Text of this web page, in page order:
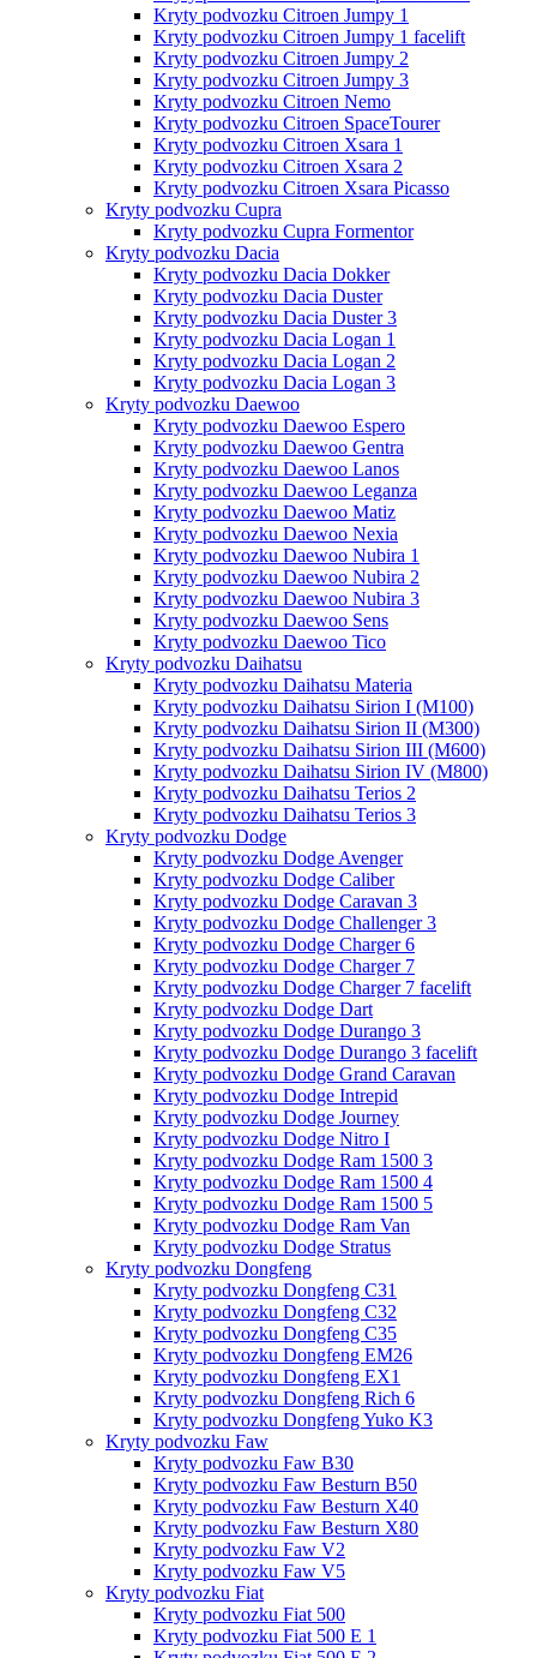
Kryty podvozku Citroen Jumpy 1
Kryty podvozku Citroen Jumpy 1 facelift
Kryty podvozku Citroen Jumpy 2
Kryty podvozku Citroen Jumpy 3
Kryty podvozku Citroen Nemo
Kryty podvozku Citroen SpaceTourer
Kryty podvozku Citroen Xsara 1
Kryty podvozku Citroen Xsara 2
Kryty podvozku Citroen Xsara Picasso
Kryty podvozku Cupra
Kryty podvozku Cupra Formentor
Kryty podvozku Dacia
Kryty podvozku Dacia Dokker
Kryty podvozku Dacia Duster
Kryty podvozku Dacia Duster 3
Kryty podvozku Dacia Logan 1
Kryty podvozku Dacia Logan 2
Kryty podvozku Dacia Logan 3
Kryty podvozku Daewoo
Kryty podvozku Daewoo Espero
Kryty podvozku Daewoo Gentra
Kryty podvozku Daewoo Lanos
Kryty podvozku Daewoo Leganza
Kryty podvozku Daewoo Matiz
Kryty podvozku Daewoo Nexia
Kryty podvozku Daewoo Nubira 1
Kryty podvozku Daewoo Nubira 2
Kryty podvozku Daewoo Nubira 3
Kryty podvozku Daewoo Sens
Kryty podvozku Daewoo Tico
Kryty podvozku Daihatsu
Kryty podvozku Daihatsu Materia
Kryty podvozku Daihatsu Sirion I (M100)
Kryty podvozku Daihatsu Sirion II (M300)
Kryty podvozku Daihatsu Sirion III (M600)
Kryty podvozku Daihatsu Sirion IV (M800)
Kryty podvozku Daihatsu Terios 2
Kryty podvozku Daihatsu Terios 3
Kryty podvozku Dodge
Kryty podvozku Dodge Avenger
Kryty podvozku Dodge Caliber
Kryty podvozku Dodge Caravan 3
Kryty podvozku Dodge Challenger 3
Kryty podvozku Dodge Charger 6
Kryty podvozku Dodge Charger 7
Kryty podvozku Dodge Charger 7 facelift
Kryty podvozku Dodge Dart
Kryty podvozku Dodge Durango 3
Kryty podvozku Dodge Durango 3 facelift
Kryty podvozku Dodge Grand Caravan
Kryty podvozku Dodge Intrepid
Kryty podvozku Dodge Journey
Kryty podvozku Dodge Nitro I
Kryty podvozku Dodge Ram 1500 3
Kryty podvozku Dodge Ram 1500 4
Kryty podvozku Dodge Ram 1500 5
Kryty podvozku Dodge Ram Van
Kryty podvozku Dodge Stratus
Kryty podvozku Dongfeng
Kryty podvozku Dongfeng C31
Kryty podvozku Dongfeng C32
Kryty podvozku Dongfeng C35
Kryty podvozku Dongfeng EM26
Kryty podvozku Dongfeng EX1
Kryty podvozku Dongfeng Rich 6
Kryty podvozku Dongfeng Yuko K3
Kryty podvozku Faw
Kryty podvozku Faw B30
Kryty podvozku Faw Besturn B50
Kryty podvozku Faw Besturn X40
Kryty podvozku Faw Besturn X80
Kryty podvozku Faw V2
Kryty podvozku Faw V5
Kryty podvozku Fiat
Kryty podvozku Fiat 500
Kryty podvozku Fiat 500 E 1